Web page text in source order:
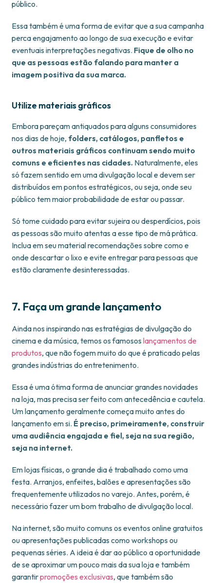
público.
Essa também é uma forma de evitar que a sua campanha
perca engajamento ao longo de sua execução e evitar
eventuais interpretações negativas. Fique de olho no
que as pessoas estão falando para manter a
imagem positiva da sua marca.
Utilize materiais gráficos
Embora pareçam antiquados para alguns consumidores
nos dias de hoje, folders, catálogos, panfletos e
outros materiais gráficos continuam sendo muito
comuns e eficientes nas cidades. Naturalmente, eles
só fazem sentido em uma divulgação local e devem ser
distribuídos em pontos estratégicos, ou seja, onde seu
público tem maior probabilidade de estar ou passar.
Só tome cuidado para evitar sujeira ou desperdícios, pois
as pessoas são muito atentas a esse tipo de má prática.
Inclua em seu material recomendações sobre como e
onde descartar o lixo e evite entregar para pessoas que
estão claramente desinteressadas.
7. Faça um grande lançamento
Ainda nos inspirando nas estratégias de divulgação do
cinema e da música, temos os famosos lançamentos de
produtos, que não fogem muito do que é praticado pelas
grandes indústrias do entretenimento.
Essa é uma ótima forma de anunciar grandes novidades
na loja, mas precisa ser feito com antecedência e cautela.
Um lançamento geralmente começa muito antes do
lançamento em si. É preciso, primeiramente, construir
uma audiência engajada e fiel, seja na sua região,
seja na internet.
Em lojas físicas, o grande dia é trabalhado como uma
festa. Arranjos, enfeites, balões e apresentações são
frequentemente utilizados no varejo. Antes, porém, é
necessário fazer um bom trabalho de divulgação local.
Na internet, são muito comuns os eventos online gratuitos
ou apresentações publicadas como workshops ou
pequenas séries. A ideia é dar ao público a oportunidade
de se aproximar um pouco mais da sua loja e também
garantirpromoções exclusivas, que também são